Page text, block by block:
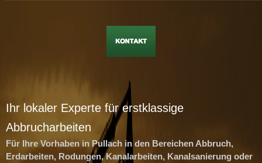
Ihr lokaler Experte für erstklassige
Abbrucharbeiten
Für Ihre Vorhaben in Pullach in den Bereichen Abbruch,
Erdarbeiten, Rodungen, Kanalarbeiten, Kanalsanierung oder